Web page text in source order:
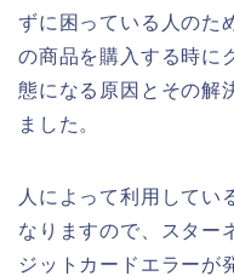
ずに困っている人のた
の商品を購入する時に
態になる原因とその解
ました。
人によって利用してい
なりますので、スター
ジットカードエラーが